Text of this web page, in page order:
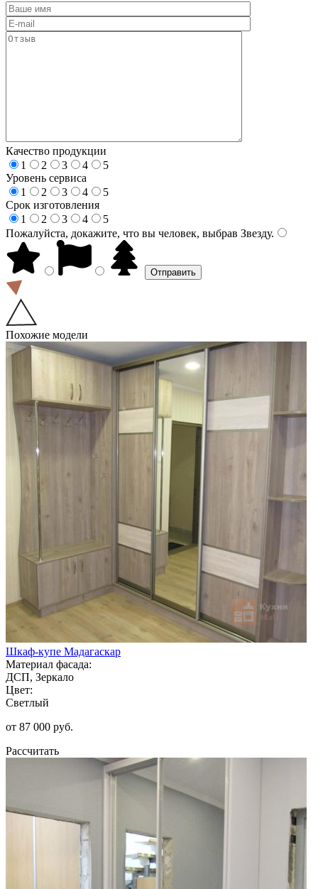
Качество продукции
1
2 3 4
5
Уровень сервиса
1
2 3 4
5
Срок изготовления
1
2 3 4
5
Пожалуйста, докажите, что вы человек, выбрав Звезду.
Похожие модели
Шкаф-купе Мадагаскар
Материал фасада:
ДСП, Зеркало
Цвет:
Светлый
от 87 000 руб.
Рассчитать